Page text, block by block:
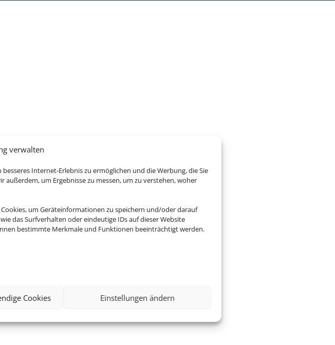
verwalten
Internet-Erlebnis zu ermöglichen und die Werbung, die Sie
außerdem, um Ergebnisse zu messen, um zu verstehen, woher
um Geräteinformationen zu speichern und/oder darauf
das Surfverhalten oder eindeutige IDs auf dieser Website
bestimmte Merkmale und Funktionen beeinträchtigt werden.
Cookies Einstellungen ändern